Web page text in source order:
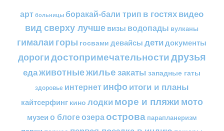
арт больницы боракай-бали трип в гостяхвидео
вид сверху лучшевизы водопады вулканы
гималаи горы госвами девайсы детидокументы
дорогидостопримечательностидрузья
едаживотныежильезакаты западные гаты
здоровье интернетинфоитоги и планы
кайтсерфинг кино лодкиморе и пляжимото
музеи о блогеозераострова парапланеризм